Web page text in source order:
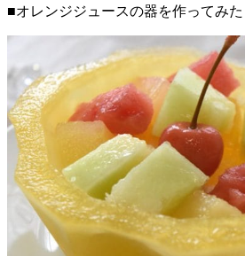
■オレンジジュースの器を作ってみた